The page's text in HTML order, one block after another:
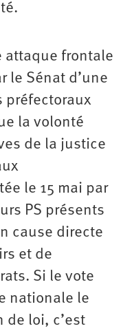
attaque frontale
le Sénat d’une
préfectoraux
la volonté
de la justice
le 15 mai par
PS présents
cause directe
et de
Si le vote
nationale le
de loi, c’est